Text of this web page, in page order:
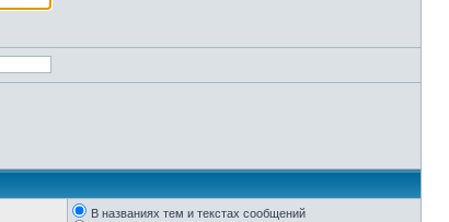
В названиях тем и текстах сообщений